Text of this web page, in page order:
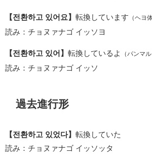
【전환하고 있어요】 転換しています （ヘヨ
読み：チョヌァナゴ イッソヨ
【전환하고 있어】 転換しているよ （パンマル
読み：チョヌァナゴ イッソ
過去進行形
【전환하고 있었다】 転換していた
読み：チョヌァナゴ イッソッタ